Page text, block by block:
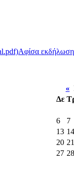
Αφίσα
«
Δε
6
7
13 14
20 21
27 28